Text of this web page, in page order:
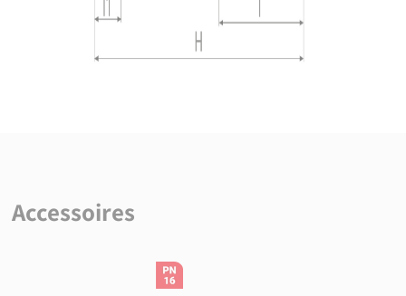
Accessoires